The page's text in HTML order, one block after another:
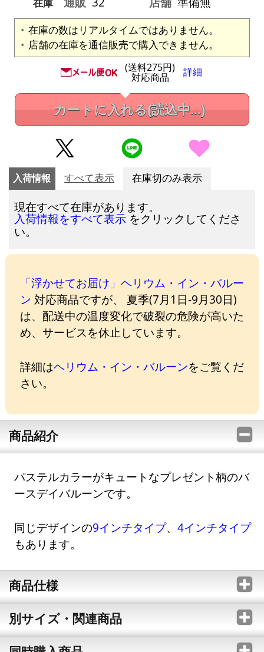
在庫
在庫の数はリアルタイムではありません。
店舗の在庫を通信販売で購入できません。
(送料275円)
対応商品 詳細
カートに入れる(読込中...)
入荷情報 すべて表示 在庫切のみ表示
現在すべて在庫があります。
入荷情報をすべて表示 をクリックしてくださ
い。
「浮かせてお届け」ヘリウム・イン・バルー
ン 対応商品ですが、 夏季(7月1日-9月30日)
は、配送中の温度変化で破裂の危険が高いた
め、サービスを休止しています。
詳細はヘリウム・イン・バルーンをご覧くだ
さい。
商品紹介
パステルカラーがキュートなプレゼント柄のバ
ースデイバルーンです。
同じデザインの9インチタイプ、4インチタイプ
もあります。
商品仕様
別サイズ・関連商品